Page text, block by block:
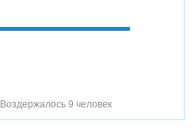
Воздержалось 9 человек